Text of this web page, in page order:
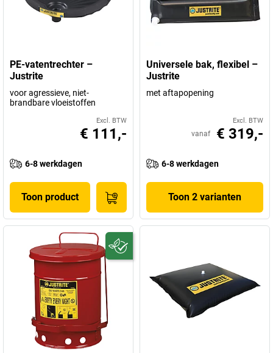
PE-vatentrechter –
Justrite
voor agressieve, niet-
brandbare vloeistoffen
Excl. BTW
€ 111,-
6-8 werkdagen
Toon product
Universele bak, flexibel –
Justrite
met aftapopening
Excl. BTW
vanaf € 319,-
6-8 werkdagen
Toon 2 varianten